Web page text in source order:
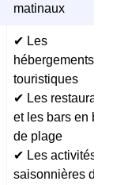
matinaux
✔ Les
hébergements
touristiques
✔ Les restaurants
et les bars en
de plage
✔ Les activités
saisonnières